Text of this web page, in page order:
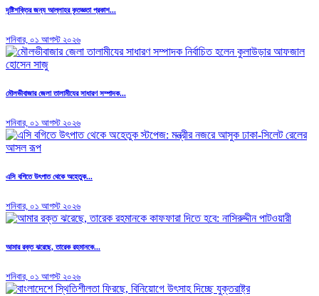
দৃষ্টিশক্তির জন্য আল্লাহর কৃতজ্ঞতা প্রকাশ...
শনিবার, ০১ আগস্ট ২০২৬
মৌলভীবাজার জেলা তালামীযের সাধারণ সম্পাদক...
শনিবার, ০১ আগস্ট ২০২৬
এসি বগিতে উৎপাত থেকে অহেতুক...
শনিবার, ০১ আগস্ট ২০২৬
আমার রক্ত ঝরেছে, তারেক রহমানকে...
শনিবার, ০১ আগস্ট ২০২৬